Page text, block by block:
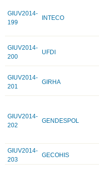
GIUV2014-
199
INTECO
GIUV2014-
200
UFDI
GIUV2014-
201
GIRHA
GIUV2014-
202
GENDESPOL
GIUV2014-
203
GECOHIS